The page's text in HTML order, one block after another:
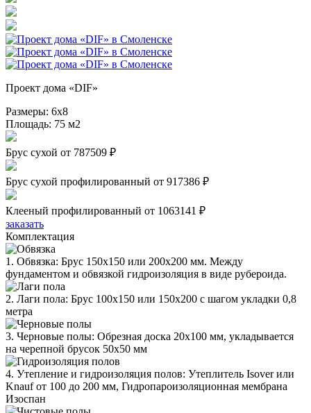
Проект дома «DIF»
Размеры: 6х8
Площадь: 75 м2
Брус сухой от 787509 ₽
Брус сухой профилированный от 917386 ₽
Клееный профилированный от 1063141 ₽
заказать
Комплектация
1. Обвязка: Брус 150х150 или 200х200 мм. Между
фундаментом и обвязкой гидроизоляция в виде рубероида.
2. Лаги пола: Брус 100х150 или 150х200 с шагом укладки 0,8
метра
3. Черновые полы: Обрезная доска 20х100 мм, укладывается
на черепной брусок 50х50 мм
4. Утепление и гидроизоляция полов: Утеплитель Isover или
Knauf от 100 до 200 мм, Гидропароизоляционная мембрана
Изоспан